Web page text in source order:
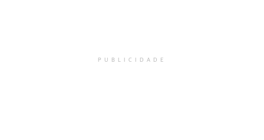
PUBLICIDADE